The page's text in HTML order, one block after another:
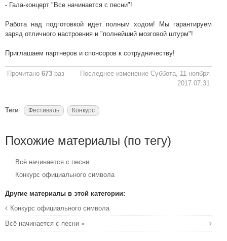
- Гала-концерт "Все начинается с песни"!
Работа над подготовкой идет полным ходом! Мы гарантируем
заряд отличного настроения и "полнейший мозговой штурм"!
Приглашаем партнеров и спонсоров к сотрудничеству!
Прочитано 673 раз
Последнее изменение Суббота, 11 ноября
2017 07:31
Теги Фестиваль Конкурс
Похожие материалы (по тегу)
Всё начинается с песни
Конкурс официального символа
Другие материалы в этой категории:
Конкурс официального символа
Всё начинается с песни »